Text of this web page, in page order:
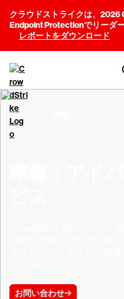
クラウドストライクは、
Endpoint Protectionでリーダ
レポートをダウンロード
サービス
お問い合わせ